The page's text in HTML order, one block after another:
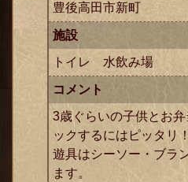
豊後高田市新町
施設
トイレ 水飲み場
コメント
3歳ぐらいの子供とお
ックするにはピッタリ
遊具はシーソー・ブラ
ます。